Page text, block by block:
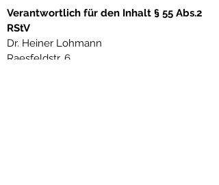
Verantwortlich für den Inhalt § 55 Abs.2
RStV
Dr. Heiner Lohmann
Raesfeldstr. 6